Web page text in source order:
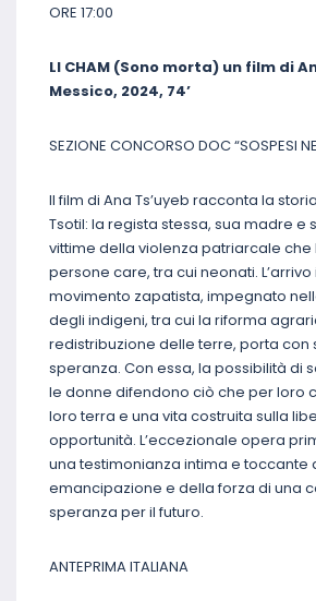
ORE 17:00
LI CHAM (Sono morta) un film di
Messico, 2024, 74’
SEZIONE CONCORSO DOC “SOSPESI
Il film di Ana Ts’uyeb racconta la
Tsotil: la regista stessa, sua madre e
vittime della violenza patriarcale che
persone care, tra cui neonati.
movimento zapatista, impegnato
degli indigeni, tra cui la riforma
redistribuzione delle terre, porta con
speranza. Con essa, la possibilità di
le donne difendono ciò che per loro
loro terra e una vita costruita sulla
opportunità. L’eccezionale opera
una testimonianza intima e toccante
emancipazione e della forza di una
speranza per il futuro.
ANTEPRIMA ITALIANA